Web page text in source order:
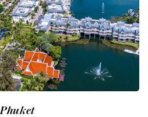
Phuket